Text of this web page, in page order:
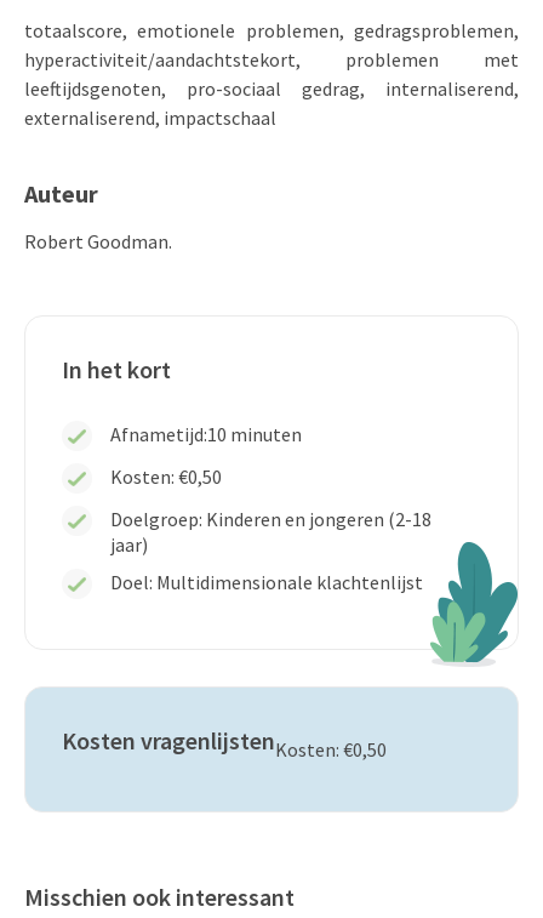
totaalscore, emotionele problemen, gedragsproblemen,
hyperactiviteit/aandachtstekort, problemen met
leeftijdsgenoten, pro-sociaal gedrag, internaliserend,
externaliserend, impactschaal
Auteur
Robert Goodman.
In het kort
Afnametijd:10 minuten
Kosten: €0,50
Doelgroep: Kinderen en jongeren (2-18
jaar)
Doel: Multidimensionale klachtenlijst
Kosten vragenlijstenKosten: €0,50
Misschien ook interessant